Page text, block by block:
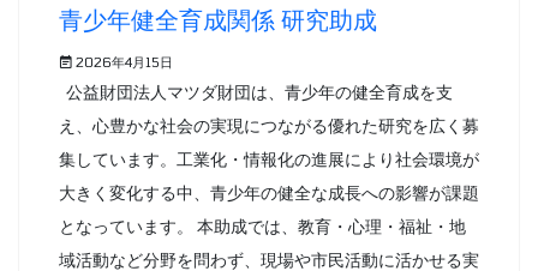
青少年健全育成関係 研究助成
2026年4月15日
公益財団法人マツダ財団は、青少年の健全育成を支
え、心豊かな社会の実現につながる優れた研究を広く募
集しています。工業化・情報化の進展により社会環境が
大きく変化する中、青少年の健全な成長への影響が課題
となっています。 本助成では、教育・心理・福祉・地
域活動など分野を問わず、現場や市民活動に活かせる実